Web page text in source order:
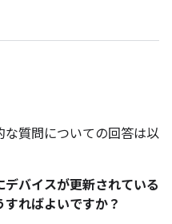
質問についての回答は以
バイスが更新されている
ればよいですか？